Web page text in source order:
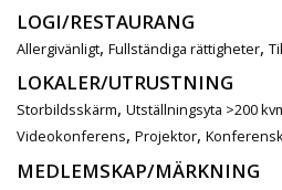
LOGI/RESTAURANG
Allergivänligt, Fullständiga rättigheter,
LOKALER/UTRUSTNING
Storbildsskärm, Utställningsyta >200
Videokonferens, Projektor,
MEDLEMSKAP/MÄRKNING